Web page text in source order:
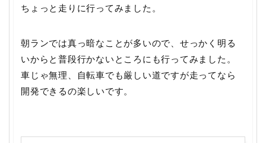
ちょっと走りに行ってみました。
朝ランでは真っ暗なことが多いので、せっかく明る
いからと普段行かないところにも行ってみました。
車じゃ無理、自転車でも厳しい道ですが走ってなら
開発できるの楽しいです。